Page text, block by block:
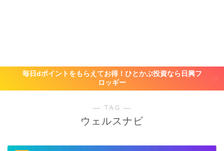
毎日dポイントをもらえてお得！ひとかぶ投資なら日興フ
ロッギー
― TAG ―
ウェルスナビ